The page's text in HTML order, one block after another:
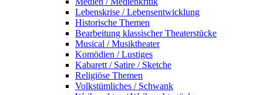
Lebenskrise / Lebensentwicklung
Historische Themen
Bearbeitung klassischer Theaterstücke
Musical / Musiktheater
Komödien / Lustiges
Kabarett / Satire / Sketche
Religiöse Themen
Volkstümliches / Schwank